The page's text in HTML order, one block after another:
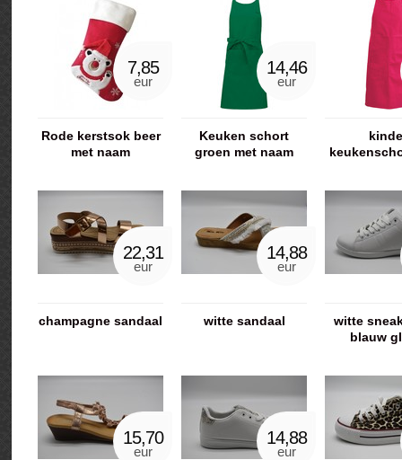
7,85
eur
Rode kerstsok beer
met naam
14,46
eur
Keuken schort
groen met naam
22,31
eur
champagne sandaal
14,88
eur
witte sandaal
witte
blauw
15,70
eur
14,88
eur